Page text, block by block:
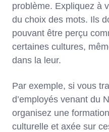
problème. Expliquez à
du choix des mots. Ils
pouvant être perçu
certaines cultures,
dans la leur.
Par exemple, si vous
d’employés venant du
organisez une
culturelle et axée sur